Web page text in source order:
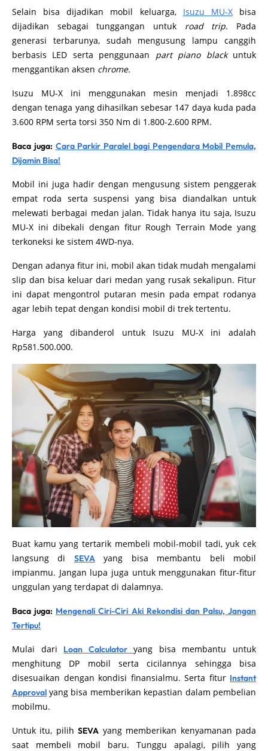
Selain bisa dijadikan mobil keluarga, Isuzu MU-Xbisa
dijadikan sebagai tunggangan untuk road trip. Pada
generasi terbarunya, sudah mengusung lampu canggih
berbasis LED serta penggunaan part piano black untuk
menggantikan aksen chrome.
Isuzu MU-X ini menggunakan mesin menjadi 1.898cc
dengan tenaga yang dihasilkan sebesar 147 daya kuda pada
3.600 RPM serta torsi 350 Nm di 1.800-2.600 RPM.
Baca juga: Cara Parkir Paralel bagi Pengendara Mobil Pemula,
Dijamin Bisa!
Mobil ini juga hadir dengan mengusung sistem penggerak
empat roda serta suspensi yang bisa diandalkan untuk
melewati berbagai medan jalan. Tidak hanya itu saja, Isuzu
MU-X ini dibekali dengan fitur Rough Terrain Mode yang
terkoneksi ke sistem 4WD-nya.
Dengan adanya fitur ini, mobil akan tidak mudah mengalami
slip dan bisa keluar dari medan yang rusak sekalipun. Fitur
ini dapat mengontrol putaran mesin pada empat rodanya
agar lebih tepat dengan kondisi mobil di trek tertentu.
Harga yang dibanderol untuk Isuzu MU-X ini adalah
Rp581.500.000.
Buat kamu yang tertarik membeli mobil-mobil tadi, yuk cek
langsung di SEVAyang bisa membantu beli mobil
impianmu. Jangan lupa juga untuk menggunakan fitur-fitur
unggulan yang terdapat di dalamnya.
Baca juga: Mengenali Ciri-Ciri Aki Rekondisi dan Palsu, Jangan
Tertipu!
Mulai dari Loan Calculator yang bisa membantu untuk
menghitung DP mobil serta cicilannya sehingga bisa
disesuaikan dengan kondisi finansialmu. Serta fitur Instant
Approval yang bisa memberikan kepastian dalam pembelian
mobilmu.
Untuk itu, pilihSEVA yang memberikan kenyamanan pada
saat membeli mobil baru. Tunggu apalagi, pilih yang